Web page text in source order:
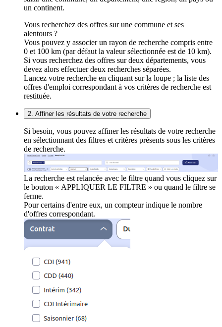
un continent.
Vous recherchez des offres sur une commune et ses
alentours ?
Vous pouvez y associer un rayon de recherche compris entre
0 et 100 km (par défaut la valeur sélectionnée est de 10 km).
Si vous recherchez des offres sur deux départements, vous
devez alors effectuer deux recherches séparées.
Lancez votre recherche en cliquant sur la loupe ; la liste des
offres d'emploi correspondant à vos critères de recherche est
restituée.
2. Affiner les résultats de votre recherche
Si besoin, vous pouvez affiner les résultats de votre recherche
en sélectionnant des filtres et critères présents sous les critères
de recherche.
La recherche est relancée avec le filtre quand vous cliquez sur
le bouton « APPLIQUER LE FILTRE » ou quand le filtre se
ferme.
Pour certains d'entre eux, un compteur indique le nombre
d'offres correspondant.